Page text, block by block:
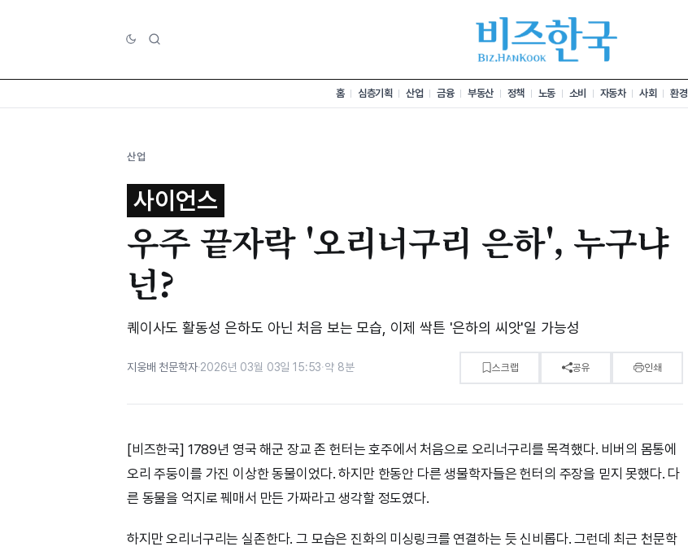
홈 심층기획 산업 금융 부동산 정책 노동 소비 자동차 사회 환경
산업
사이언스
우주 끝자락 '오리너구리 은하', 누구냐
넌?
퀘이사도 활동성 은하도 아닌 처음 보는 모습, 이제 싹튼 '은하의 씨앗'일 가능성
지웅배 천문학자·2026년 03월 03일 15:53·약 8분 스크랩 공유 인쇄
[비즈한국] 1789년 영국 해군 장교 존 헌터는 호주에서 처음으로 오리너구리를 목격했다. 비버의 몸통에
오리 주둥이를 가진 이상한 동물이었다. 하지만 한동안 다른 생물학자들은 헌터의 주장을 믿지 못했다. 다
른 동물을 억지로 꿰매서 만든 가짜라고 생각할 정도였다.
하지만 오리너구리는 실존한다. 그 모습은 진화의 미싱링크를 연결하는 듯 신비롭다. 그런데 최근 천문학